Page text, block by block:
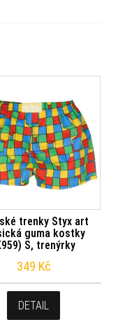
trenky Styx art
guma kostky
S, trenýrky
349 Kč
DETAIL